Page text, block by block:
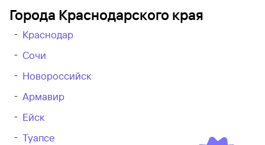
Города Краснодарского края
Краснодар
Сочи
Новороссийск
Армавир
Ейск
Туапсе